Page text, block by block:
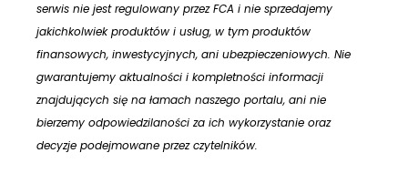
serwis nie jest regulowany przez FCA i nie sprzedajemy
jakichkolwiek produktów i usług, w tym produktów
finansowych, inwestycyjnych, ani ubezpieczeniowych. Nie
gwarantujemy aktualności i kompletności informacji
znajdujących się na łamach naszego portalu, ani nie
bierzemy odpowiedzilaności za ich wykorzystanie oraz
decyzje podejmowane przez czytelników.